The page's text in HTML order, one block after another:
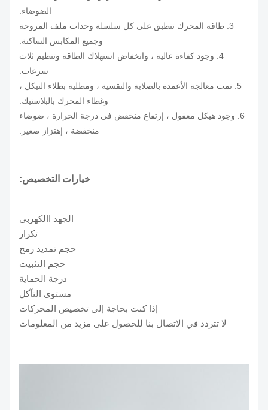
الضوضاء.
3. طاقة المحرك تنطبق على كل سلسلة وحدات ملف المروحة
وجميع المكابس الساكنة.
4. وجود كفاءة عالية ، وانخفاض استهلاك الطاقة وتنظيم ثلاث
سرعات.
5. تمت معالجة الأعمدة بالصلابة والتقسية ، ومطلية بطلاء النيكل ،
وغطاء المحرك بالبلاستيك.
6. وجود هيكل معقول ، إرتفاع منخفض في درجة الحرارة ، ضوضاء
منخفضة ، إهتزاز صغير.
خيارات التخصيص:
الجهد االكهربى
حجم تمديد رمح
حجم التثبيت
درجة الحماية
مستوى التآكل
إذا كنت بحاجة إلى تخصيص المحركات
لا تتردد في الاتصال بنا للحصول على مزيد من المعلومات